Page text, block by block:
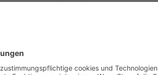
vorgesehen war. Die
gemacht werden!
ATOMKRAFTWERKE IN DEUTSCHLAND